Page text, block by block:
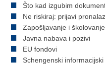
Što kad izgubim
Ne riskiraj: prijavi
Zapošljavanje i školovanje
Javna nabava i pozivi
EU fondovi
Schengenski